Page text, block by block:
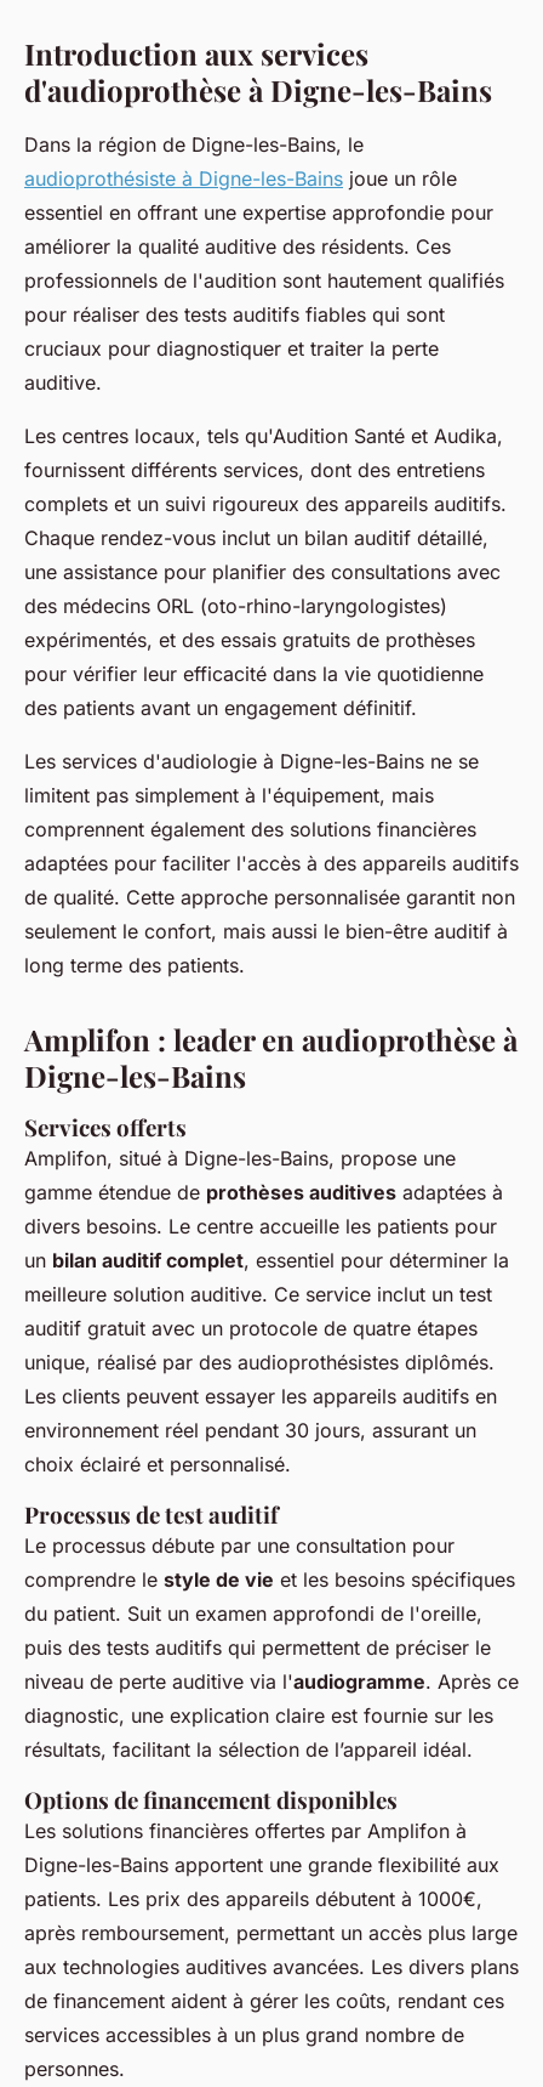
Introduction aux services
d'audioprothèse à Digne-les-Bains
Dans la région de Digne-les-Bains, le
audioprothésiste à Digne-les-Bains joue un rôle
essentiel en offrant une expertise approfondie pour
améliorer la qualité auditive des résidents. Ces
professionnels de l'audition sont hautement qualifiés
pour réaliser des tests auditifs fiables qui sont
cruciaux pour diagnostiquer et traiter la perte
auditive.
Les centres locaux, tels qu'Audition Santé et Audika,
fournissent différents services, dont des entretiens
complets et un suivi rigoureux des appareils auditifs.
Chaque rendez-vous inclut un bilan auditif détaillé,
une assistance pour planifier des consultations avec
des médecins ORL (oto-rhino-laryngologistes)
expérimentés, et des essais gratuits de prothèses
pour vérifier leur efficacité dans la vie quotidienne
des patients avant un engagement définitif.
Les services d'audiologie à Digne-les-Bains ne se
limitent pas simplement à l'équipement, mais
comprennent également des solutions financières
adaptées pour faciliter l'accès à des appareils auditifs
de qualité. Cette approche personnalisée garantit non
seulement le confort, mais aussi le bien-être auditif à
long terme des patients.
Amplifon : leader en audioprothèse à
Digne-les-Bains
Services offerts
Amplifon, situé à Digne-les-Bains, propose une
gamme étendue de prothèses auditives adaptées à
divers besoins. Le centre accueille les patients pour
un bilan auditif complet, essentiel pour déterminer la
meilleure solution auditive. Ce service inclut un test
auditif gratuit avec un protocole de quatre étapes
unique, réalisé par des audioprothésistes diplômés.
Les clients peuvent essayer les appareils auditifs en
environnement réel pendant 30 jours, assurant un
choix éclairé et personnalisé.
Processus de test auditif
Le processus débute par une consultation pour
comprendre le style de vie et les besoins spécifiques
du patient. Suit un examen approfondi de l'oreille,
puis des tests auditifs qui permettent de préciser le
niveau de perte auditive via l'audiogramme. Après ce
diagnostic, une explication claire est fournie sur les
résultats, facilitant la sélection de l’appareil idéal.
Options de financement disponibles
Les solutions financières offertes par Amplifon à
Digne-les-Bains apportent une grande flexibilité aux
patients. Les prix des appareils débutent à 1000€,
après remboursement, permettant un accès plus large
aux technologies auditives avancées. Les divers plans
de financement aident à gérer les coûts, rendant ces
services accessibles à un plus grand nombre de
personnes.